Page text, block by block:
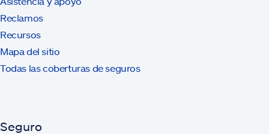
Reclamos
Recursos
Mapa del sitio
Todas las coberturas de seguros
Seguro